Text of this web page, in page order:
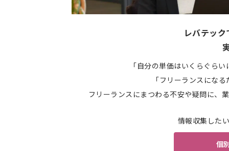
レバテッ
「自分の単価はいくらぐら
「フリーランスにな
フリーランスにまつわる不安や疑問に、
情報収集した
個